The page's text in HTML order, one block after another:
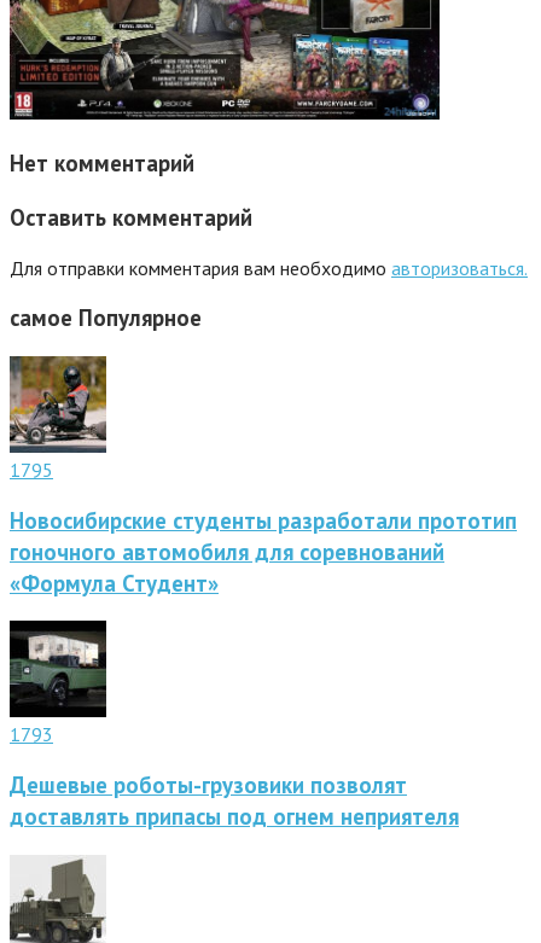
Нет комментарий
Оставить комментарий
Для отправки комментария вам необходимо авторизоваться.
самое Популярное
1795
Новосибирские студенты разработали прототип
гоночного автомобиля для соревнований
«Формула Студент»
1793
Дешевые роботы-грузовики позволят
доставлять припасы под огнем неприятеля